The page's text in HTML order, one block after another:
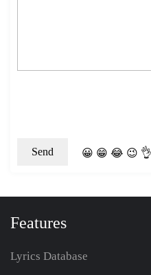
😀 😁 😂 😉 👌
Features
Lyrics Database